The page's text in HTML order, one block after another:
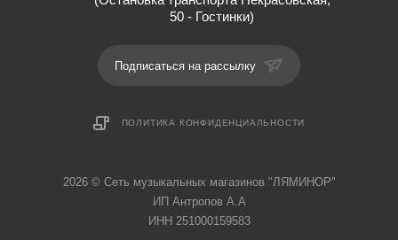
50 - Гостинки)
Подписаться на рассылку
ПОЛИТИКА КОНФИДЕНЦИАЛЬНОСТИ
2026 © Cеть музыкальных магазинов "ЛЯМИНОР"
ИП Антропов А.А
ИНН 251000159583